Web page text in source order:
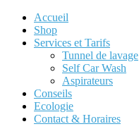
Accueil
Shop
Services et Tarifs
Tunnel de lavage
Self Car Wash
Aspirateurs
Conseils
Ecologie
Contact & Horaires